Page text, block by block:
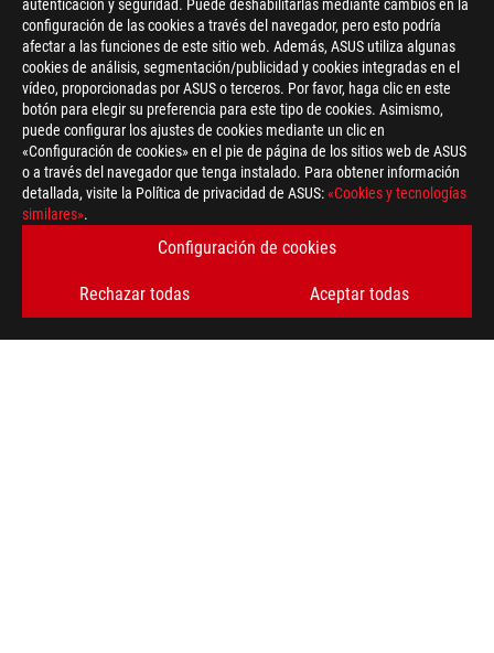
autenticación y seguridad. Puede deshabilitarlas mediante cambios en la
configuración de las cookies a través del navegador, pero esto podría
afectar a las funciones de este sitio web. Además, ASUS utiliza algunas
cookies de análisis, segmentación/publicidad y cookies integradas en el
vídeo, proporcionadas por ASUS o terceros. Por favor, haga clic en este
botón para elegir su preferencia para este tipo de cookies. Asimismo,
puede configurar los ajustes de cookies mediante un clic en
«Configuración de cookies» en el pie de página de los sitios web de ASUS
o a través del navegador que tenga instalado. Para obtener información
detallada, visite la Política de privacidad de ASUS:«Cookies y tecnologías
similares».
Configuración de cookies
Rechazar todas Aceptar todas